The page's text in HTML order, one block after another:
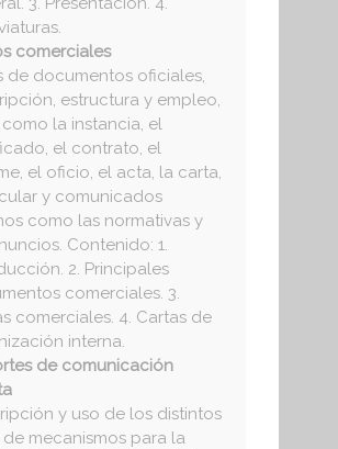
comerciales
de documentos oficiales,
estructura y empleo,
la instancia, el
el contrato, el
el oficio, el acta, la carta,
y comunicados
como las normativas y
Contenido: 1.
2. Principales
comerciales. 3.
comerciales. 4. Cartas de
interna.
de comunicación
y uso de los distintos
mecanismos para la